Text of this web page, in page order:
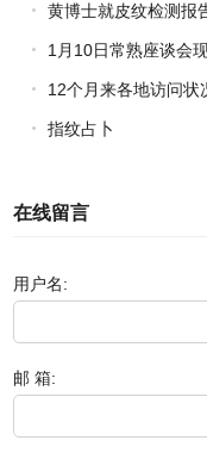
黄博士就皮纹检测报
1月10日常熟座谈会
12个月来各地访问状
指纹占卜
在线留言
用户名:
邮 箱: